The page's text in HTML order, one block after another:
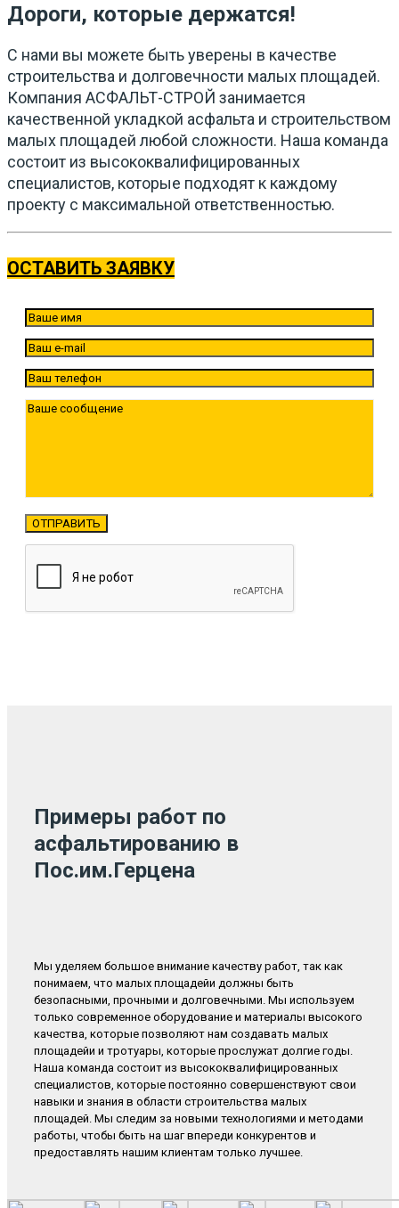
Дороги, которые держатся!
С нами вы можете быть уверены в качестве
строительства и долговечности малых площадей.
Компания АСФАЛЬТ-СТРОЙ занимается
качественной укладкой асфальта и строительством
малых площадей любой сложности. Наша команда
состоит из высококвалифицированных
специалистов, которые подходят к каждому
проекту с максимальной ответственностью.
ОСТАВИТЬ ЗАЯВКУ
Примеры работ по
асфальтированию в
Пос.им.Герцена
Мы уделяем большое внимание качеству работ, так как
понимаем, что малых площадейи должны быть
безопасными, прочными и долговечными. Мы используем
только современное оборудование и материалы высокого
качества, которые позволяют нам создавать малых
площадейи и тротуары, которые прослужат долгие годы.
Наша команда состоит из высококвалифицированных
специалистов, которые постоянно совершенствуют свои
навыки и знания в области строительства малых
площадей. Мы следим за новыми технологиями и методами
работы, чтобы быть на шаг впереди конкурентов и
предоставлять нашим клиентам только лучшее.